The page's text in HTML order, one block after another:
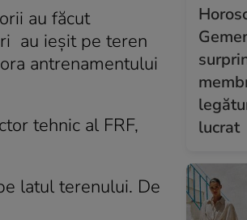
au făcut
au ieşit pe teren
antrenamentului
tehnic al FRF,
latul terenului. De
lucrat